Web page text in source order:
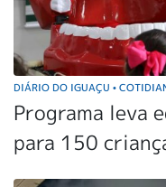
DIÁRIO DO IGUAÇU •
Programa leva
para 150